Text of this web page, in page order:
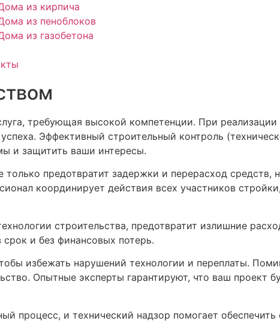
из кирпича
из пеноблоков
из газобетона
требующая высокой компетенции. При
Эффективный строительный контроль
и защитить ваши интересы.
только предотвратит задержки и перерасход средств,
координирует действия всех участников
строительства, предотвратит излишние
и без финансовых потерь.
избежать нарушений технологии и переплаты.
Опытные эксперты гарантируют, что ваш проект
процесс, и технический надзор помогает